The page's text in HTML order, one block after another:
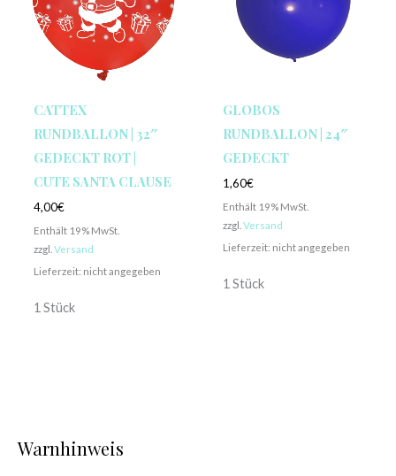
CATTEX
RUNDBALLON | 32″
GEDECKT ROT |
CUTE SANTA CLAUSE
4,00€
Enthält 19% MwSt.
zzgl. Versand
Lieferzeit: nicht angegeben
1 Stück
GLOBOS
RUNDBALLON | 24″
GEDECKT
1,60€
Enthält 19% MwSt.
zzgl. Versand
Lieferzeit: nicht angegeben
1 Stück
Warnhinweis